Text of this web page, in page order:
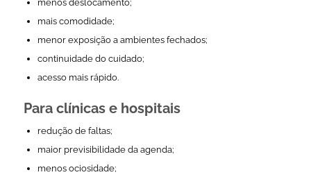
menos deslocamento;
mais comodidade;
menor exposição a ambientes fechados;
continuidade do cuidado;
acesso mais rápido.
Para clínicas e hospitais
redução de faltas;
maior previsibilidade da agenda;
menos ociosidade;